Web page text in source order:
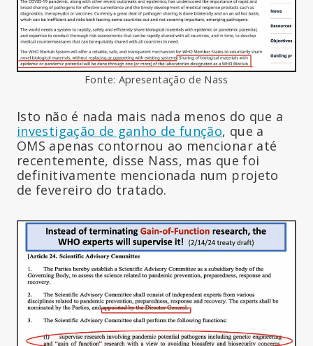
Fonte: Apresentação de Nass
Isto não é nada mais nada menos do que a
investigação de ganho de função, que a
OMS apenas contornou ao mencionar até
recentemente, disse Nass, mas que foi
definitivamente mencionada num projeto
de fevereiro do tratado.